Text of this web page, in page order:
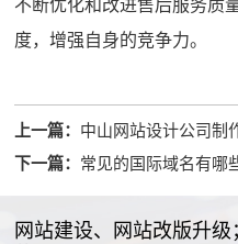
不断优化和改进售后服务质
度，增强自身的竞争力。
上一篇： 中山网站设计公司制
下一篇： 常见的国际域名有哪
网站建设、网站改版升